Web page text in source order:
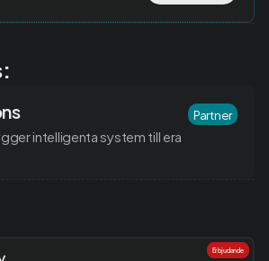
intelligenta system till era
Partner
Erbjudande